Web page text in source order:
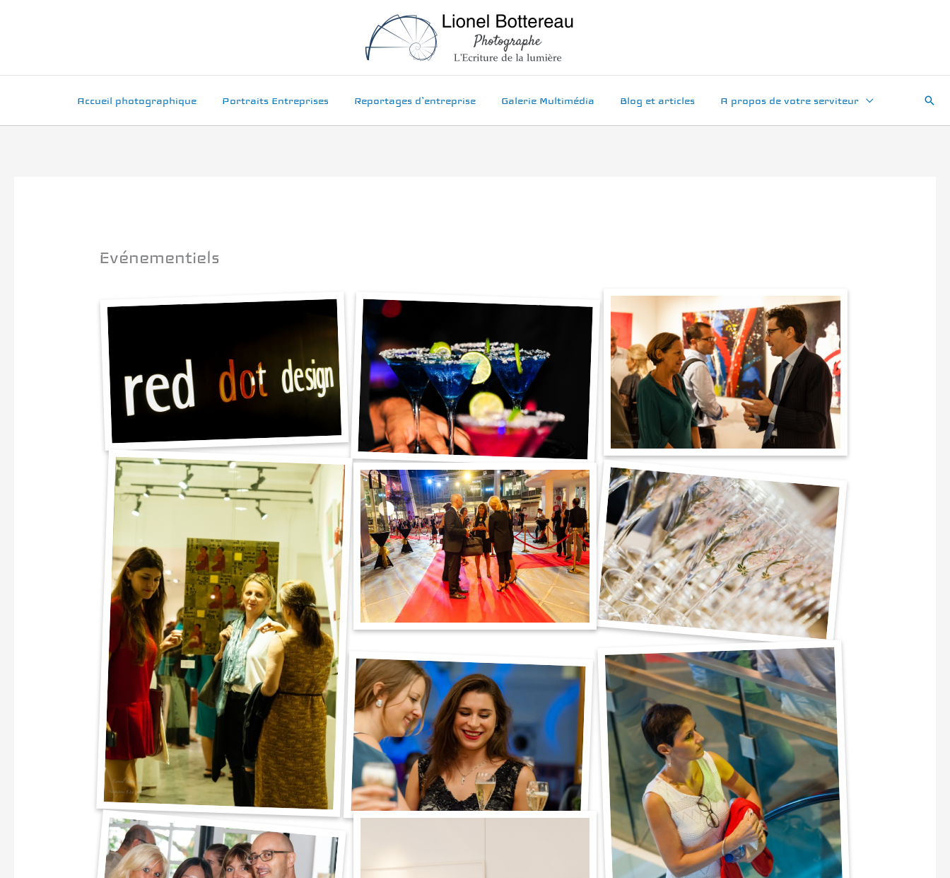
Accueil photographique Portraits Entreprises Reportages d’entreprise Galerie Multimédia Blog et articles A propos de votre serviteur
Evénementiels